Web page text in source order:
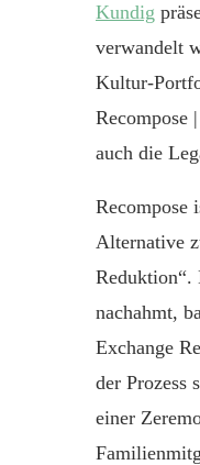
Kundig
verwandelt
Kultur-
Recompose
auch die
Recompose
Alternative
Reduktion“.
nachahmt,
Exchange
der Prozess
einer